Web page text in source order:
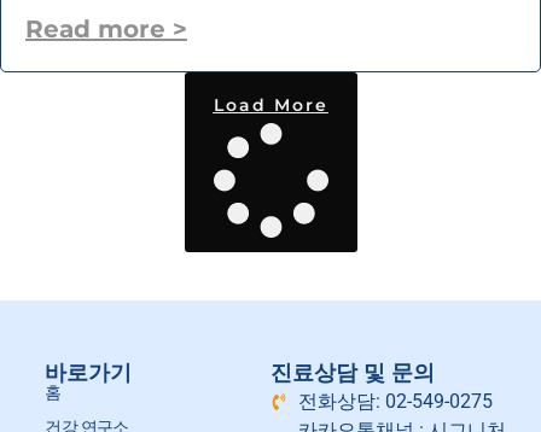
Read more >
Load More
바로가기
홈
건강 연구소
진료상담 및 문의
전화상담: 02-549-0275